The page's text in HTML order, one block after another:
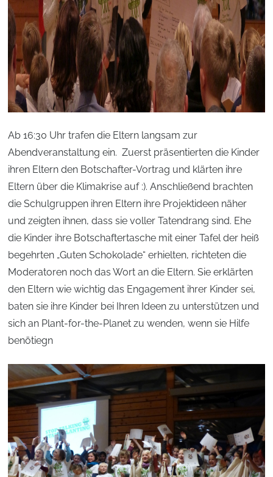
Ab 16:30 Uhr trafen die Eltern langsam zur
Abendveranstaltung ein. Zuerst präsentierten die Kinder
ihren Eltern den Botschafter-Vortrag und klärten ihre
Eltern über die Klimakrise auf :). Anschließend brachten
die Schulgruppen ihren Eltern ihre Projektideen näher
und zeigten ihnen, dass sie voller Tatendrang sind. Ehe
die Kinder ihre Botschaftertasche mit einer Tafel der heiß
begehrten „Guten Schokolade“ erhielten, richteten die
Moderatoren noch das Wort an die Eltern. Sie erklärten
den Eltern wie wichtig das Engagement ihrer Kinder sei,
baten sie ihre Kinder bei Ihren Ideen zu unterstützen und
sich an Plant-for-the-Planet zu wenden, wenn sie Hilfe
benötiegn